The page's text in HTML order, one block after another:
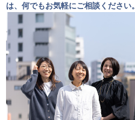
は、何でもお気軽にご相談ください。